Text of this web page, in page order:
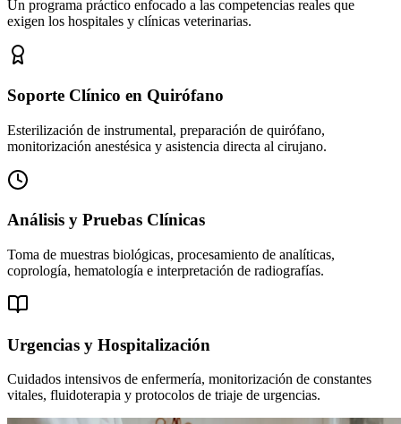
Un programa práctico enfocado a las competencias reales que
exigen los hospitales y clínicas veterinarias.
Soporte Clínico en Quirófano
Esterilización de instrumental, preparación de quirófano,
monitorización anestésica y asistencia directa al cirujano.
Análisis y Pruebas Clínicas
Toma de muestras biológicas, procesamiento de analíticas,
coprología, hematología e interpretación de radiografías.
Urgencias y Hospitalización
Cuidados intensivos de enfermería, monitorización de constantes
vitales, fluidoterapia y protocolos de triaje de urgencias.